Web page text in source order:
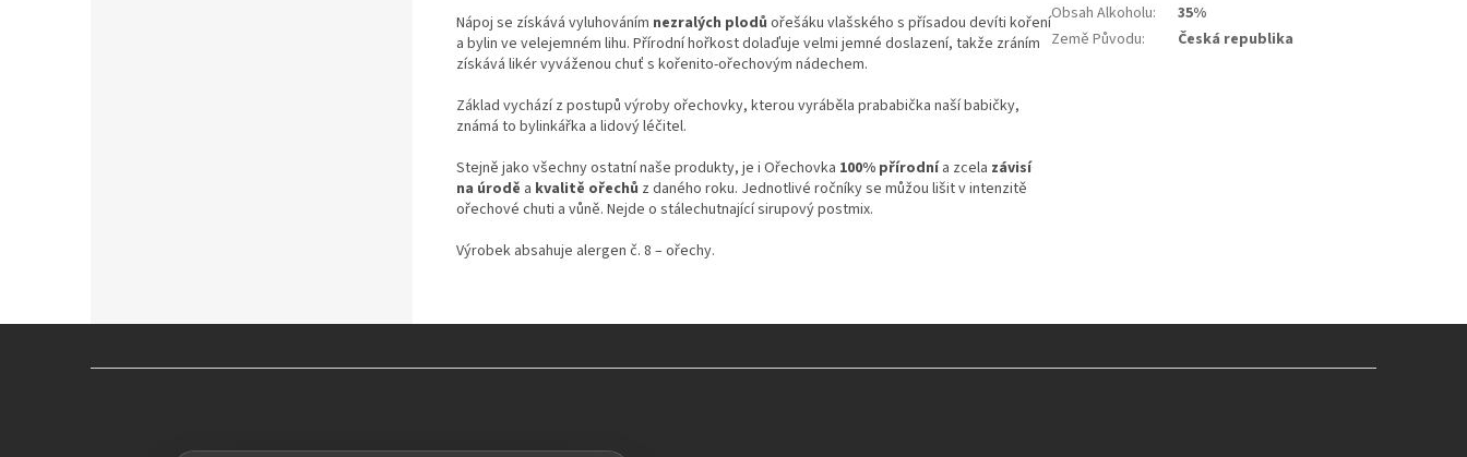
Nápoj se získává vyluhováním nezralých plodů ořešáku vlašského s přísadou devíti koření
a bylin ve velejemném lihu. Přírodní hořkost dolaďuje velmi jemné doslazení, takže zráním
získává likér vyváženou chuť s kořenito-ořechovým nádechem.
Základ vychází z postupů výroby ořechovky, kterou vyráběla prababička naší babičky,
známá to bylinkářka a lidový léčitel.
Stejně jako všechny ostatní naše produkty, je i Ořechovka 100% přírodní a zcela závisí
na úrodě a kvalitě ořechů z daného roku. Jednotlivé ročníky se můžou lišit v intenzitě
ořechové chuti a vůně. Nejde o stálechutnající sirupový postmix.
Výrobek absahuje alergen č. 8 – ořechy.
Obsah Alkoholu:
35%
Země Původu: Česká republika